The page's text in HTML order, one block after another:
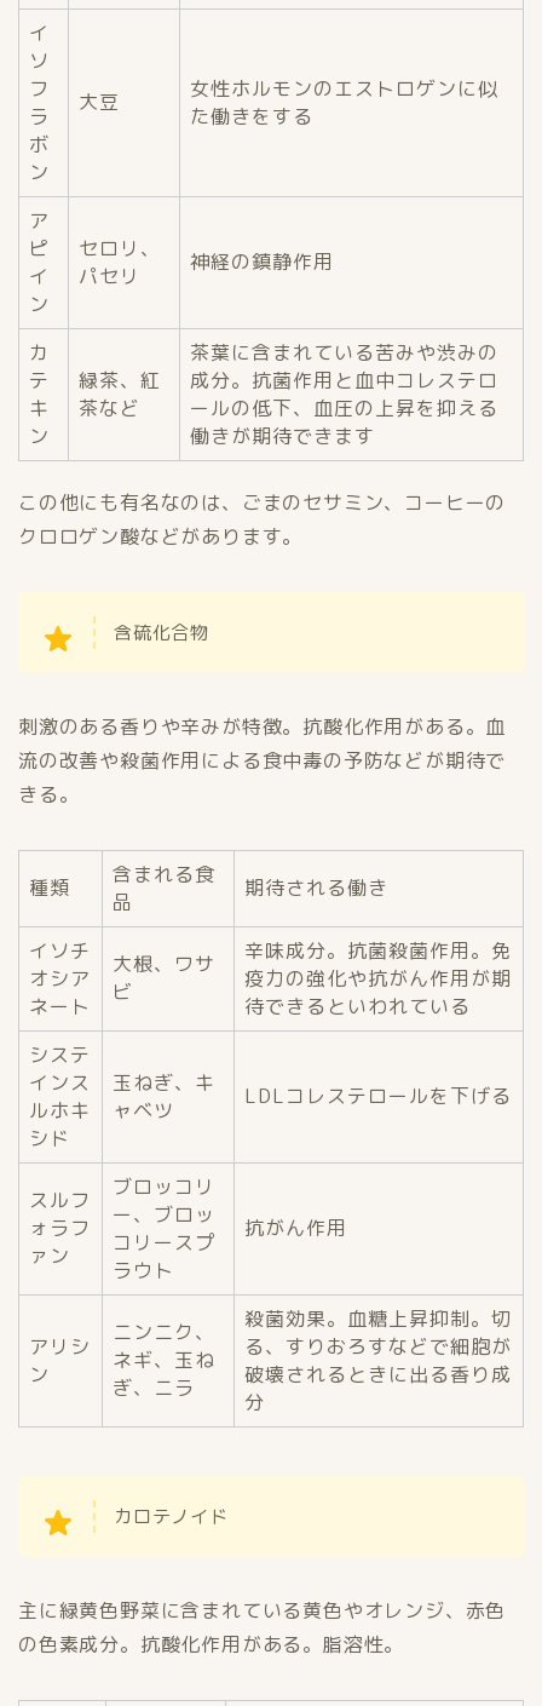
イ
ソ
フ
ラ
ボ
ン
大豆
女性ホルモンのエストロゲンに似
た働きをする
ア
ピ
イ
ン
セロリ、
パセリ
神経の鎮静作用
カ
テ
キ
ン
緑茶、紅
茶など
茶葉に含まれている苦みや渋みの
成分。抗菌作用と血中コレステロ
ールの低下、血圧の上昇を抑える
働きが期待できます
この他にも有名なのは、ごまのセサミン、コーヒーの
クロロゲン酸などがあります。
含硫化合物
刺激のある香りや辛みが特徴。抗酸化作用がある。血
流の改善や殺菌作用による食中毒の予防などが期待で
きる。
種類
含まれる食
品
期待される働き
イソチ
オシア
ネート
大根、ワサ
ビ
辛味成分。抗菌殺菌作用。免
疫力の強化や抗がん作用が期
待できるといわれている
システ
インス
ルホキ
シド
玉ねぎ、キ
ャベツ
LDLコレステロールを下げる
スルフ
ォラフ
ァン
ブロッコリ
ー、ブロッ
コリースプ
ラウト
抗がん作用
アリシ
ン
ニンニク、
ネギ、玉ね
ぎ、ニラ
殺菌効果。血糖上昇抑制。切
る、すりおろすなどで細胞が
破壊されるときに出る香り成
分
カロテノイド
主に緑黄色野菜に含まれている黄色やオレンジ、赤色
の色素成分。抗酸化作用がある。脂溶性。